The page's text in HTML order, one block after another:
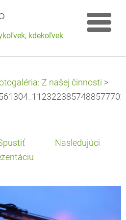
kdekoľvek
Z našej činnosti >
Nasledujúci